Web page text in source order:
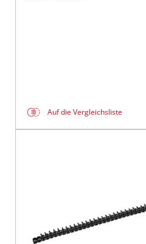
Auf die Vergleichsliste